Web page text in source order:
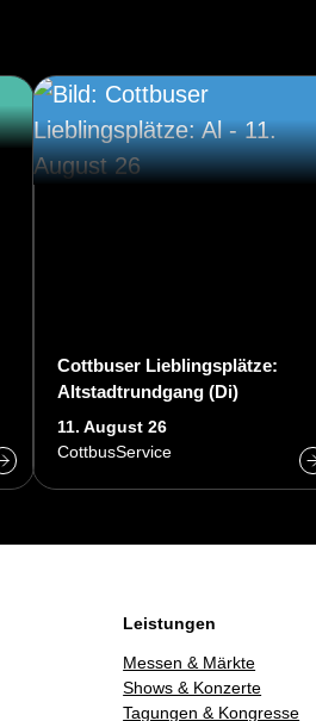
Cottbuser Lieblingsplätze:
Altstadtrundgang (Di)
11. August 26
CottbusService
Leistungen
Messen & Märkte
Shows & Konzerte
Tagungen & Kongresse